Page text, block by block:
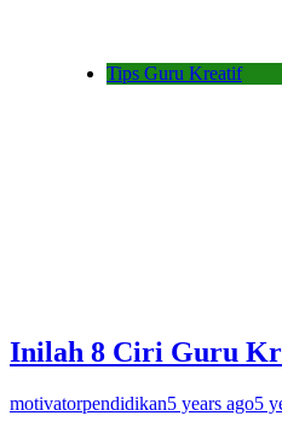
Tips Guru Kreatif
Inilah 8 Ciri Guru
motivatorpendidikan5 years ago5